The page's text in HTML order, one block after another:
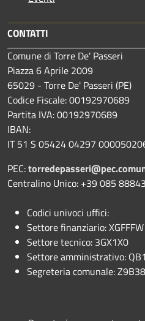
CONTATTI
Comune di Torre De' Passeri
Piazza 6 Aprile 2009
65029 - Torre De' Passeri (PE)
Codice Fiscale: 00192970689
Partita IVA: 00192970689
IBAN:
IT 51 S 05424 04297
PEC:
Centralino Unico: +39 085
Codici univoci uffici:
Settore finanziario: XGFFFW
Settore tecnico: 3GX1X0
Settore amministrativo:
Segreteria comunale: